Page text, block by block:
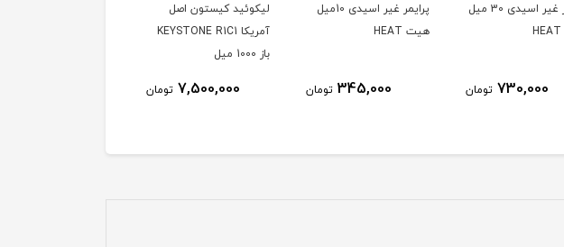
پرایمر غیر اسیدی 30 میل
730,000 تومان
پرایمر غیر اسیدی 10میل
هیت HEAT
345,000 تومان
لیکوئید کیستون اصل
آمریکا KEYSTONE R1C1
باز 1000 میل
7,500,000 تومان